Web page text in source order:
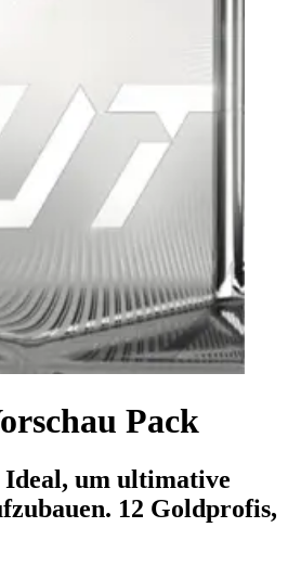
Pack
um ultimative
12 Goldprofis,